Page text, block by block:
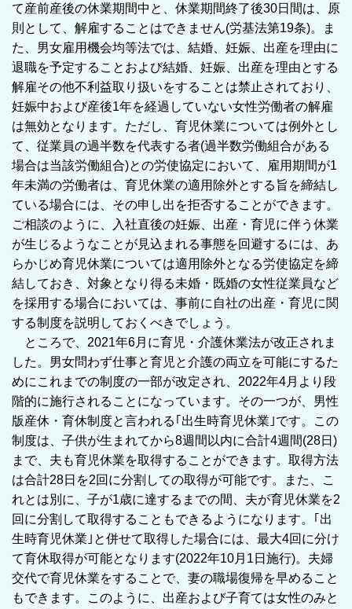
て産前産後の休業期間中と、休業期間終了後30日間は、原
則として、解雇することはできません(労基法第19条)。ま
た、男女雇用機会均等法では、結婚、妊娠、出産を理由に
退職を予定することおよび結婚、妊娠、出産を理由とする
解雇その他不利益取り扱いをすることは禁止されており、
妊娠中および産後1年を経過していない女性労働者の解雇
は無効となります。ただし、育児休業については例外とし
て、従業員の過半数を代表する者(過半数労働組合がある
場合は当該労働組合)との労使協定において、雇用期間が1
年未満の労働者は、育児休業の適用除外とする旨を締結し
ている場合には、その申し出を拒否することができます。
ご相談のように、入社直後の妊娠、出産・育児に伴う休業
が生じるようなことが見込まれる事態を回避するには、あ
らかじめ育児休業については適用除外となる労使協定を締
結しておき、対象となり得る未婚・既婚の女性従業員など
を採用する場合においては、事前に自社の出産・育児に関
する制度を説明しておくべきでしょう。
ところで、2021年6月に育児・介護休業法が改正されま
した。男女問わず仕事と育児と介護の両立を可能にするた
めにこれまでの制度の一部が改定され、2022年4月より段
階的に施行されることになっています。その一つが、男性
版産休・育休制度と言われる｢出生時育児休業｣です。この
制度は、子供が生まれてから8週間以内に合計4週間(28日)
まで、夫も育児休業を取得することができます。取得方法
は合計28日を2回に分割しての取得が可能です。また、こ
れとは別に、子が1歳に達するまでの間、夫が育児休業を2
回に分割して取得することもできるようになります。｢出
生時育児休業｣と併せて取得した場合には、最大4回に分け
て育休取得が可能となります(2022年10月1日施行)。夫婦
交代で育児休業をすることで、妻の職場復帰を早めること
もできます。このように、出産および子育ては女性のみと